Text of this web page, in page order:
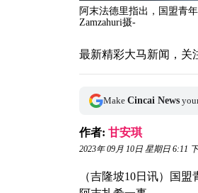
阿末法德里指出，国盟青
Zamzahuri摄-
最新精彩大马新闻，关
Make Cincai News
作者: 甘安琪
2023年 09月 10日 星期日 6:11
（吉隆坡10日讯）国